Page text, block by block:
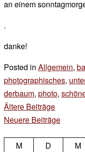
an einem
.
danke!
Posted in Allgemein,
photographisches,
derbaum, photo,
Ältere Beiträge
Neuere Beiträge
M
D M